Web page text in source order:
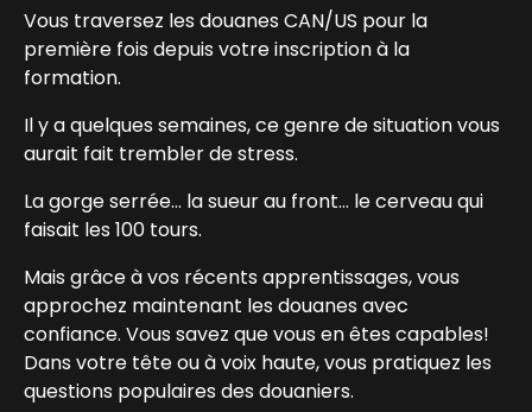
Vous traversez les douanes CAN/US pour la
première fois depuis votre inscription à la
formation.
Il y a quelques semaines, ce genre de situation vous
aurait fait trembler de stress.
La gorge serrée… la sueur au front… le cerveau qui
faisait les 100 tours.
Mais grâce à vos récents apprentissages, vous
approchez maintenant les douanes avec
confiance. Vous savez que vous en êtes capables!
Dans votre tête ou à voix haute, vous pratiquez les
questions populaires des douaniers.